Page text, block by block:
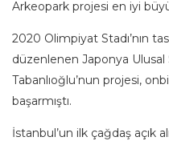
Arkeopark projesi en iyi
2020 Olimpiyat Stadı’nın
düzenlenen Japonya Ulusal
Tabanlıoğlu’nun projesi,
başarmıştı.
İstanbul’un ilk çağdaş açık